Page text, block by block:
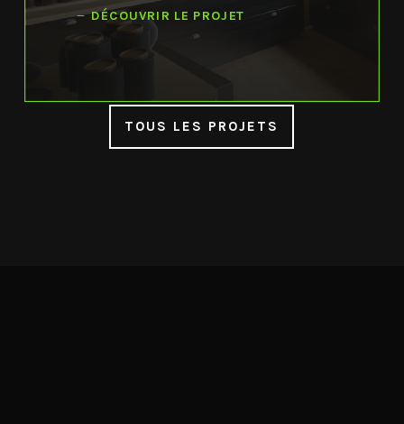
DÉCOUVRIR LE PROJET
TOUS LES PROJETS